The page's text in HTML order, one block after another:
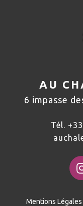
AU
6 impasse
Tél.
Mentions Légales